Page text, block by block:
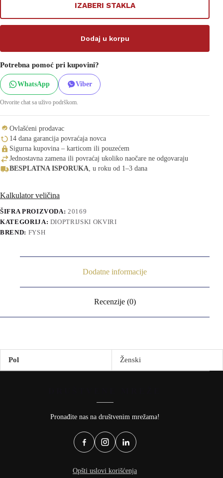
IZABERI STAKLA
Dodaj u korpu
Potrebna pomoć pri kupovini?
WhatsApp Viber
Otvorite chat sa uživo podrškom.
Ovlašćeni prodavac
14 dana garancija povraćaja novca
Sigurna kupovina – karticom ili pouzećem
Jednostavna zamena ili povraćaj ukoliko naočare ne odgovaraju
BESPLATNA ISPORUKA, u roku od 1–3 dana
Kalkulator veličina
ŠIFRA PROIZVODA:20169
KATEGORIJA: DIOPTRIJSKI OKVIRI
BREND: FYSH
Dodatne informacije
Recenzije (0)
Pol Ženski
Pronađite nas na društvenim mrežama!
Opšti uslovi korišćenja